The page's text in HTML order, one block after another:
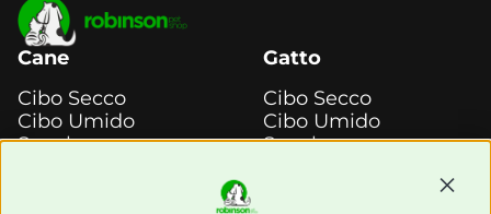
Cane
Cibo Secco
Cibo Umido
Snack e
Gatto
Cibo Secco
Cibo Umido
Snack e